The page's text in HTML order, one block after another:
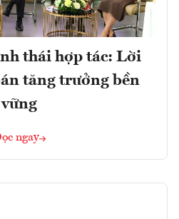
thái hợp tác: Lời
tăng trưởng bền
vững
ngay